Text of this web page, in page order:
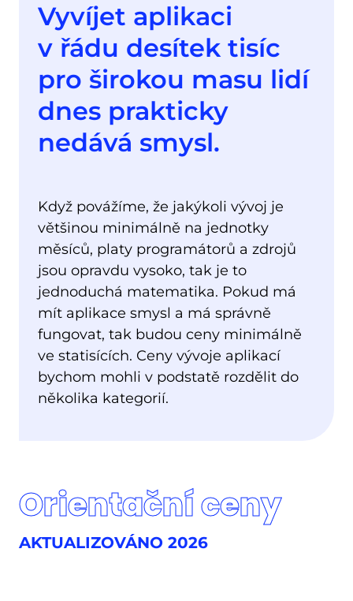
Vyvíjet aplikaci
v řádu desítek tisíc
pro širokou masu lidí
dnes prakticky
nedává smysl.
Když povážíme, že jakýkoli vývoj je
většinou minimálně na jednotky
měsíců, platy programátorů a zdrojů
jsou opravdu vysoko, tak je to
jednoduchá matematika. Pokud má
mít aplikace smysl a má správně
fungovat, tak budou ceny minimálně
ve statisících. Ceny vývoje aplikací
bychom mohli v podstatě rozdělit do
několika kategorií.
Orientační ceny
AKTUALIZOVÁNO 2026